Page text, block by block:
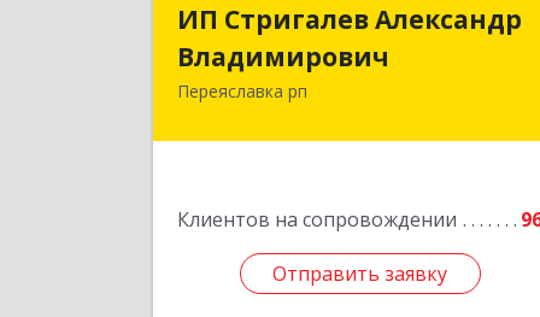
ИП Стригалев Александр
Владимирович
Переяславка рп
Клиентов на сопровождении
Отправить заявку
Владимирович
682910, Хабаровский край, Имени
Отправить заявку